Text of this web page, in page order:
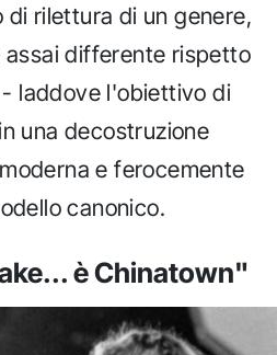
di rilettura di un genere,
assai differente rispetto
- laddove l'obiettivo di
una decostruzione
e ferocemente
canonico.
è Chinatown"